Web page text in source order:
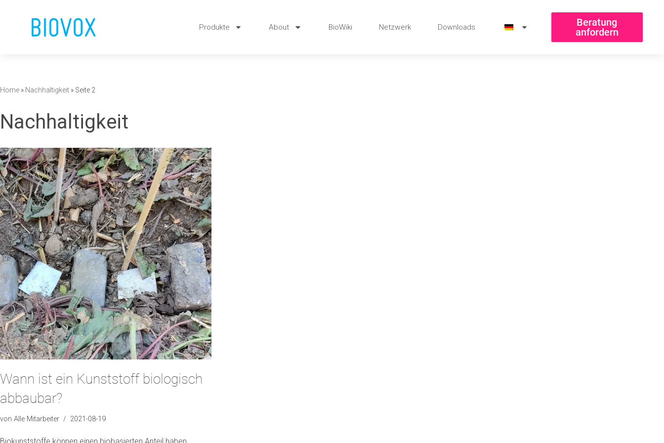
Produkte About BioWiki Netzwerk Downloads
Beratung
anfordern
Home » Nachhaltigkeit » Seite 2
Nachhaltigkeit
Wann ist ein Kunststoff biologisch
abbaubar?
von Alle Mitarbeiter 2021-08-19